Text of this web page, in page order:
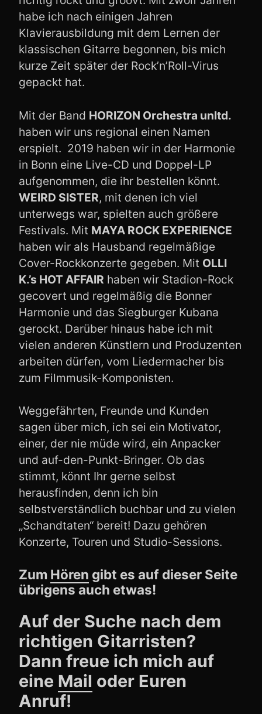
habe ich nach einigen Jahren
Klavierausbildung mit dem Lernen der
klassischen Gitarre begonnen, bis mich
kurze Zeit später der Rock’n’Roll-Virus
gepackt hat.
Mit der Band HORIZON Orchestra unltd.
haben wir uns regional einen Namen
erspielt. 2019 haben wir in der Harmonie
in Bonn eine Live-CD und Doppel-LP
aufgenommen, die ihr bestellen könnt.
WEIRD SISTER, mit denen ich viel
unterwegs war, spielten auch größere
Festivals. Mit MAYA ROCK EXPERIENCE
haben wir als Hausband regelmäßige
Cover-Rockkonzerte gegeben. Mit OLLI
K.’s HOT AFFAIR haben wir Stadion-Rock
gecovert und regelmäßig die Bonner
Harmonie und das Siegburger Kubana
gerockt. Darüber hinaus habe ich mit
vielen anderen Künstlern und Produzenten
arbeiten dürfen, vom Liedermacher bis
zum Filmmusik-Komponisten.
Weggefährten, Freunde und Kunden
sagen über mich, ich sei ein Motivator,
einer, der nie müde wird, ein Anpacker
und auf-den-Punkt-Bringer. Ob das
stimmt, könnt Ihr gerne selbst
herausfinden, denn ich bin
selbstverständlich buchbar und zu vielen
„Schandtaten“ bereit! Dazu gehören
Konzerte, Touren und Studio-Sessions.
Zum Hören gibt es auf dieser Seite
übrigens auch etwas!
Auf der Suche nach dem
richtigen Gitarristen?
Dann freue ich mich auf
eine Mail oder Euren
Anruf!